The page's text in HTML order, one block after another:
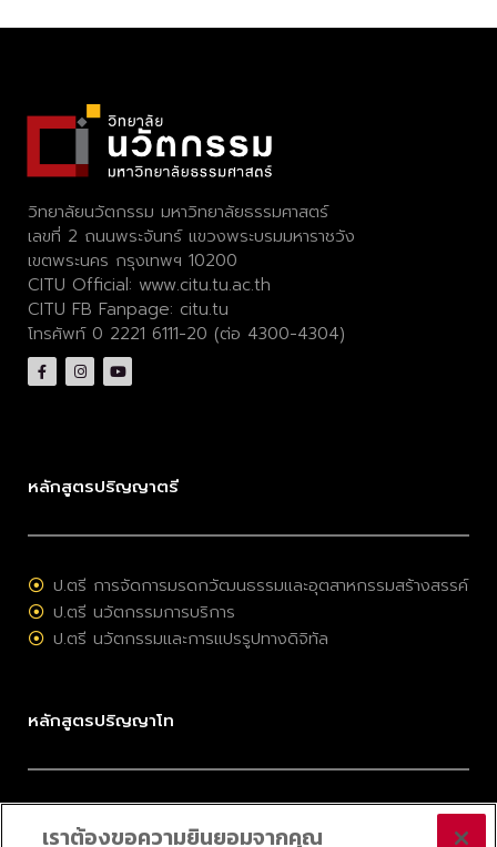
วิทยาลัยนวัตกรรม มหาวิทยาลัยธรรมศาสตร์
เลขที่ 2 ถนนพระจันทร์ แขวงพระบรมมหาราชวัง
เขตพระนคร กรุงเทพฯ 10200
CITU Official: www.citu.tu.ac.th
CITU FB Fanpage: citu.tu
โทรศัพท์ 0 2221 6111-20 (ต่อ 4300-4304)
หลักสูตรปริญญาตรี
ป.ตรี การจัดการมรดกวัฒนธรรมและอุตสาหกรรมสร้างสรรค์
ป.ตรี นวัตกรรมการบริการ
ป.ตรี นวัตกรรมและการแปรรูปทางดิจิทัล
หลักสูตรปริญญาโท
ป.โท การจัดการมรดกวัฒนธรรมและอุตสาหกรรมสร้างสรรค์
เราต้องขอความยินยอมจากคุณ